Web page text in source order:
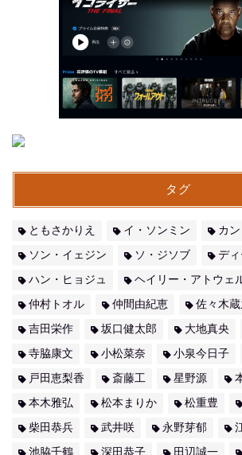
タグ
ともさかりえ イ・ソンミン カ
ソン・イェジン ソ・ジソブ デ
ハン・ヒョジュ ヘイリー・アトウェ
仲村トオル 仲間由紀恵 佐々木
吉田栄作 坂口健太郎 大地真央
寺脇康文 小松菜奈 小泉今日子
戸田恵梨香 斎藤工 星野源
本木雅弘 松本まりか 松重豊
柴田恭兵 武井咲 永野芽郁
池脇千鶴 深田恭子 田辺誠一